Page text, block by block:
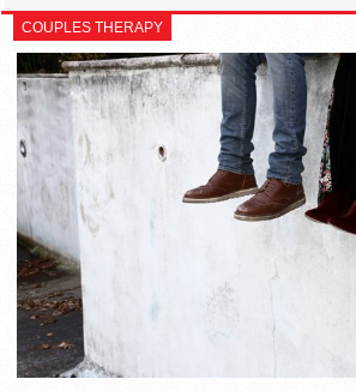
COUPLES THERAPY